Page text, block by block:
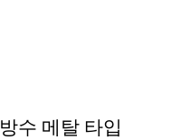
방수 메탈 타입